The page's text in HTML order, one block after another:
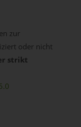
zur
oder nicht
strikt